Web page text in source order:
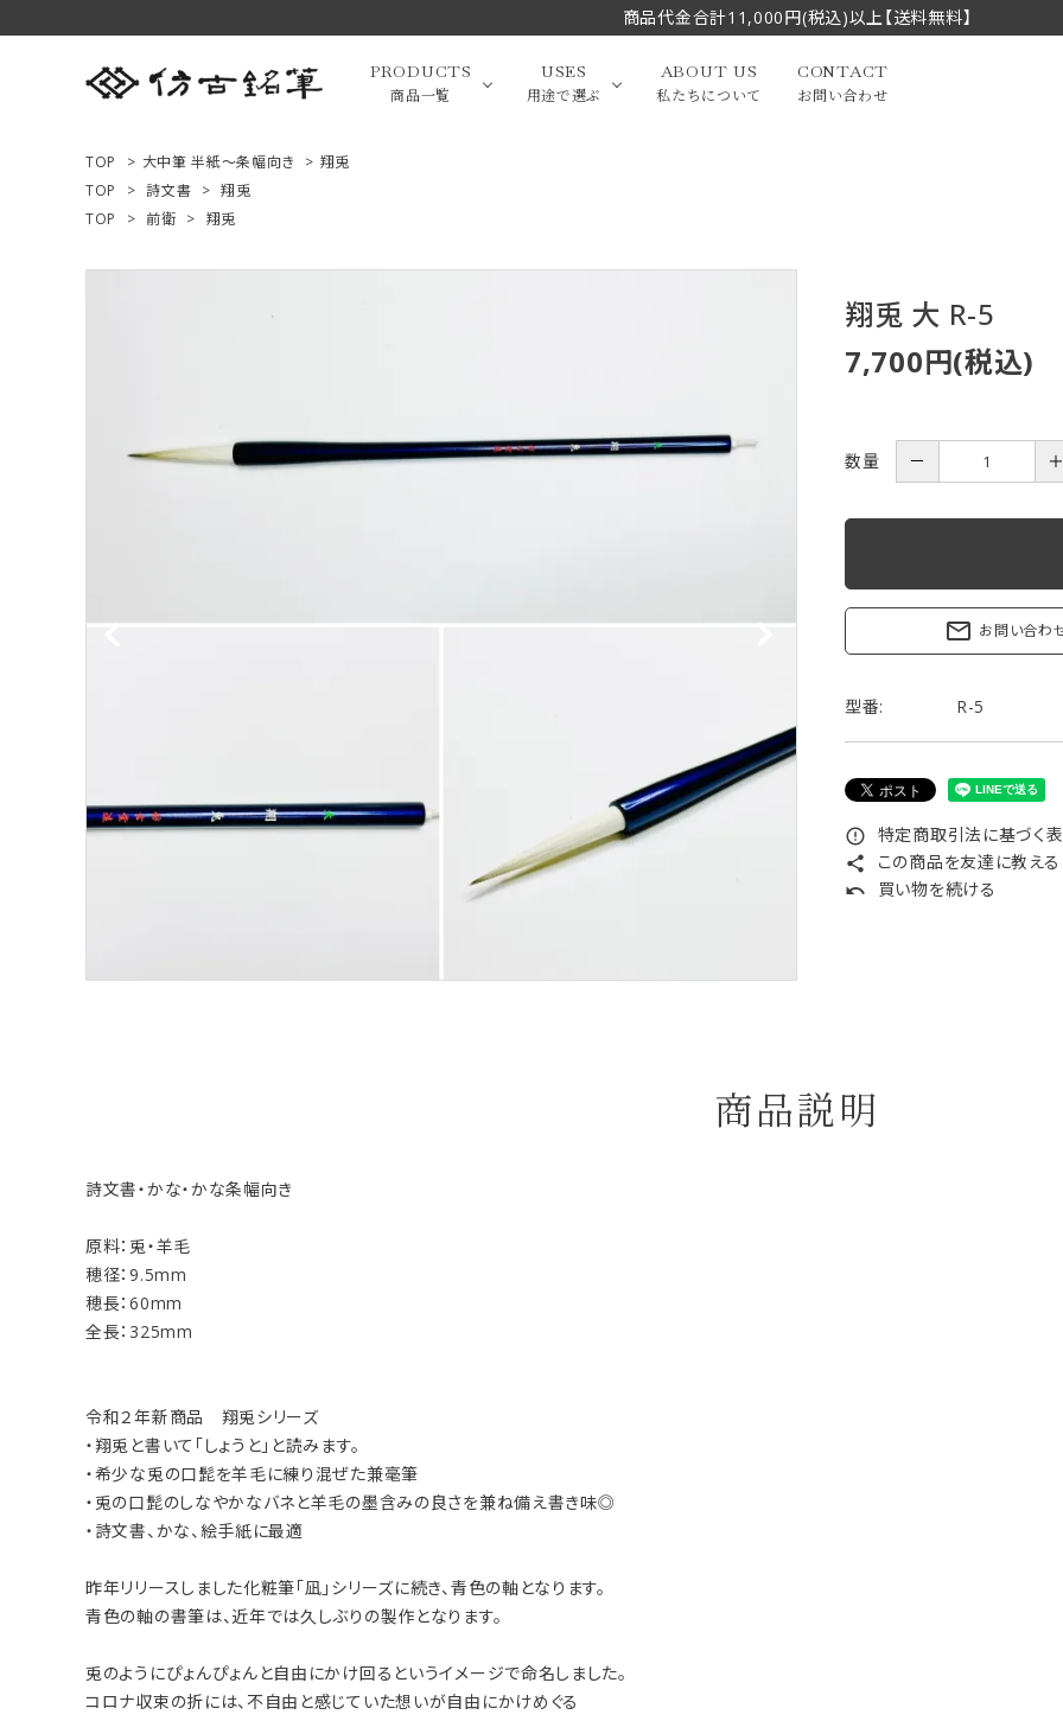
商品代金合計11,000円(税込)以上【送料無料】
PRODUCTS
商品一覧
限定品・セット品
オプション・その他
USES
用途で選ぶ
画筆・絵てがみ
洗浄剤・その他
洗顔ブラシ
ABOUT US
私たちについて
CONTACT
お問い合わせ
TOP > 大中筆 半紙～条幅向き > 翔兎
TOP
> 詩文書 > 翔兎
TOP
> 前衛 > 翔兎
翔兎 大 R-5
7,700円(税込)
数量 － ＋
mail_outline お問い合わ
型番: R-5
error_outline 特定商取引法に基づく
share この商品を友達に教える
undo 買い物を続ける
商品説明
詩文書・かな・かな条幅向き
原料：兎・羊毛
穂径：9.5mm
穂長：60mm
全長：325mm
令和２年新商品 翔兎シリーズ
・翔兎と書いて「しょうと」と読みます。
・希少な兎の口髭を羊毛に練り混ぜた兼毫筆
・兎の口髭のしなやかなバネと羊毛の墨含みの良さを兼ね備え書き味◎
・詩文書、かな、絵手紙に最適
昨年リリースしました化粧筆「凪」シリーズに続き、青色の軸となります。
青色の軸の書筆は、近年では久しぶりの製作となります。
兎のようにぴょんぴょんと自由にかけ回るというイメージで命名しました。
コロナ収束の折には、不自由と感じていた想いが自由にかけめぐる